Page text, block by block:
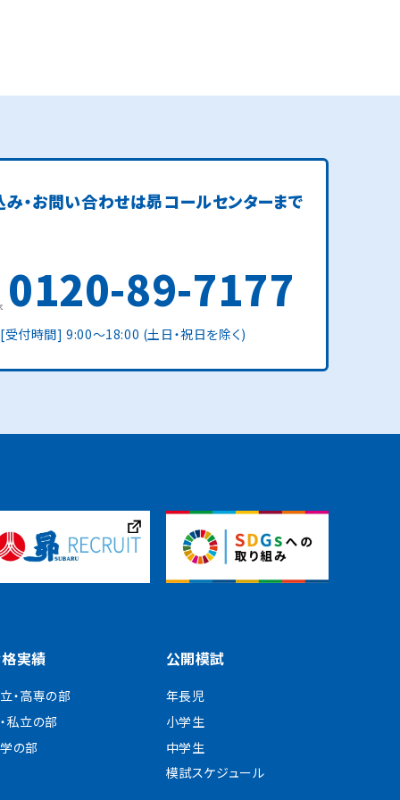
み・お問い合わせは昴コールセンターまで
0120-89-7177
[受付時間] 9:00〜18:00 (土日・祝日を除く)
実績
・高専の部
私立の部
の部
公開模試
年長児
小学生
中学生
模試スケジュール